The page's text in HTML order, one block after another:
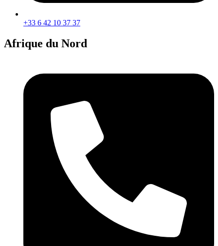
+33 6 42 10 37 37
Afrique du Nord